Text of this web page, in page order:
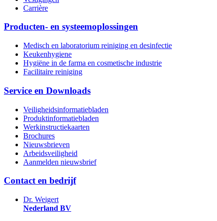
Carrière
Producten- en systeemoplossingen
Medisch en laboratorium reiniging en desinfectie
Keukenhygiene
Hygiëne in de farma en cosmetische industrie
Facilitaire reiniging
Service en Downloads
Veiligheidsinformatiebladen
Produktinformatiebladen
Werkinstructiekaarten
Brochures
Nieuwsbrieven
Arbeidsveiligheid
Aanmelden nieuwsbrief
Contact en bedrijf
Dr. Weigert
Nederland BV